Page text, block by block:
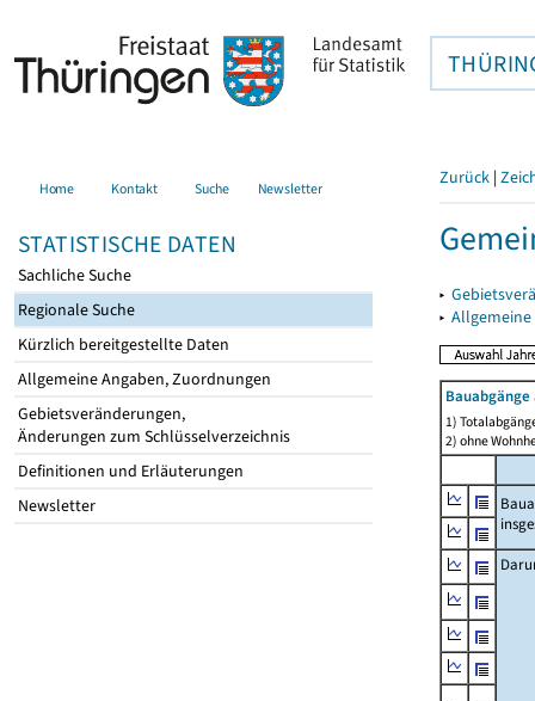
Home Kontakt Suche Newsletter
STATISTISCHE DATEN
Sachliche Suche
Regionale Suche
Kürzlich bereitgestellte Daten
Allgemeine Angaben, Zuordnungen
Gebietsveränderungen,
Änderungen zum Schlüsselverzeichnis
Definitionen und Erläuterungen
Newsletter
Zurück |
▸
▸
1)
2) ohne